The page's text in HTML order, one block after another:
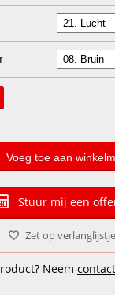
Voeg toe aan
Stuur mij een
Zet op verlanglijstje
Neem contact